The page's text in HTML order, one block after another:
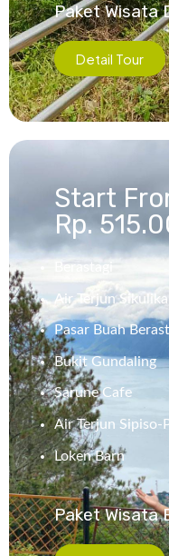
Paket Wisata
Detail Tour
Start
Rp.
Berastagi
Air Terjun
Pasar Buah
Bukit Gundaling
Sarune Cafe
Air Terjun Sipiso-
Loken Barn
Paket Wisata